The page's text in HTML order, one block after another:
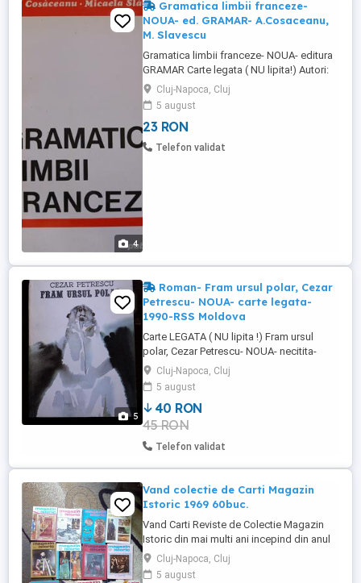
4
Gramatica limbii franceze-
NOUA- ed. GRAMAR- A.Cosaceanu,
M. Slavescu
Gramatica limbii franceze- NOUA- editura
GRAMAR Carte legata ( NU lipita!) Autori:
Anca Cosaceanu, Micaela Slavescu
Editura GRAMAR Anul apariției: 1994
Bucuresti Număr pagini: 475 Coperta:
paperback Limba: romana si franceza
Dimensiuni: 200x130mm DESCRIERE
Cluj-Napoca, Cluj
5 august
23 RON
Telefon validat
5
Roman- Fram ursul polar, Cezar
Petrescu- NOUA- carte legata-
1990-RSS Moldova
Carte LEGATA ( NU lipita !) Fram ursul
polar, Cezar Petrescu- NOUA- necitita-
carte pentru copii, cu scris mare si poze
Editura: Hyparion, Chisinau, R.S.S.
Moldova 1990 Contine poze color
Coperta: brosata ( paperback) Numar
pagini: 158 ( pagini groase) Dimensiuni:
26x20 cm Fram este atractia principala ...
Cluj-Napoca, Cluj
5 august
40 RON
45 RON
Telefon validat
Vand colectie de Carti Magazin
Istoric 1969 60buc.
Vand Carti Reviste de Colectie Magazin
Istoric din mai multi ani incepind din anul
1969 si mai departe 10 lei buc.
Cluj-Napoca, Cluj
5 august